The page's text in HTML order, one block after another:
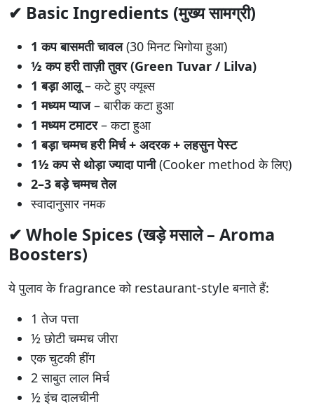
✔ Basic Ingredients (मुख्य सामग्री)
1 कप बासमती चावल(30 मिनट भिगोया हुआ)
½ कप हरी ताज़ी तुवर (Green Tuvar / Lilva)
1 बड़ा आलू– कटे हुए क्यूब्स
1 मध्यम प्याज– बारीक कटा हुआ
1 मध्यम टमाटर– कटा हुआ
1 बड़ा चम्मच हरी मिर्च + अदरक + लहसुन पेस्ट
1½ कप से थोड़ा ज्यादा पानी(Cooker method के लिए)
2–3 बड़े चम्मच तेल
स्वादानुसार नमक
✔ Whole Spices (खड़े मसाले – Aroma
Boosters)
ये पुलाव के fragrance को restaurant-style बनाते हैं:
1 तेज पत्ता
½ छोटी चम्मच जीरा
एक चुटकी हींग
2 साबुत लाल मिर्च
½ इंच दालचीनी